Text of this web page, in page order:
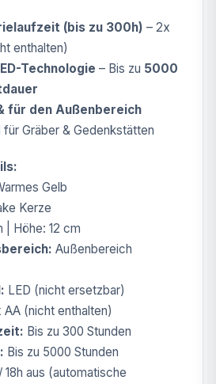
(bis zu 300h) – 2x
enthalten)
Technologie – Bis zu 5000
für den Außenbereich
für Gräber & Gedenkstätten
Gelb
Kerze
| Höhe: 12 cm
Außenbereich
LED (nicht ersetzbar)
AA (nicht enthalten)
Bis zu 300 Stunden
Bis zu 5000 Stunden
18h aus (automatische